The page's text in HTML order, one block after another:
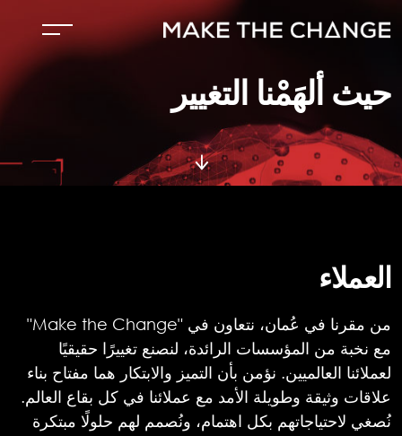
حيث ألهَمْنا التغيير
العملاء
من مقرنا في عُمان، نتعاون في "Make the Change"
مع نخبة من المؤسسات الرائدة، لنصنع تغييرًا حقيقيًا
لعملائنا العالميين. نؤمن بأن التميز والابتكار هما مفتاح بناء
علاقات وثيقة وطويلة الأمد مع عملائنا في كل بقاع العالم.
نُصغي لاحتياجاتهم بكل اهتمام، ونُصمم لهم حلولًا مبتكرة